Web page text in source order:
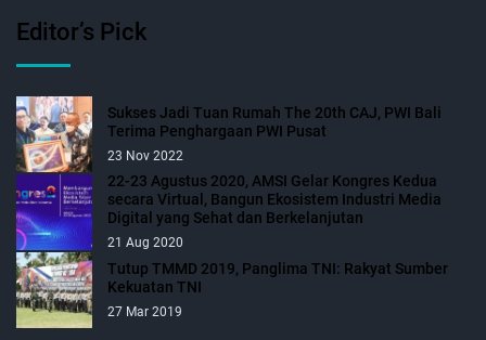
Editor’s Pick
Sukses Jadi Tuan Rumah The 20th CAJ, PWI Bali
Terima Penghargaan PWI Pusat
23 Nov 2022
22-23 Agustus 2020, AMSI Gelar Kongres Kedua
secara Virtual, Bangun Ekosistem Industri Media
Digital yang Sehat dan Berkelanjutan
21 Aug 2020
Tutup TMMD 2019, Panglima TNI: Rakyat Sumber
Kekuatan TNI
27 Mar 2019